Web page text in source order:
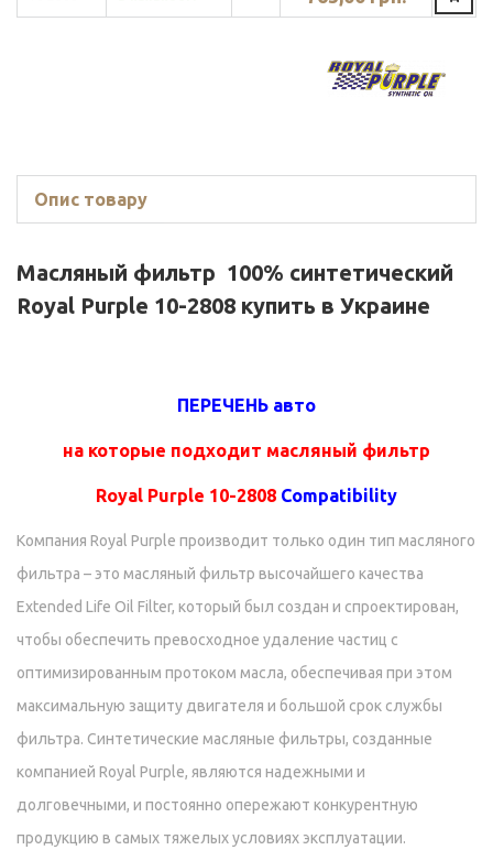
Опис товару
Масляный фильтр 100% синтетический
Royal Purple 10-2808 купить в Украине
ПЕРЕЧЕНЬ авто
на которые подходит масляный фильтр
Royal Purple 10-2808 Compatibility
Компания Royal Purple производит только один тип масляного
фильтра – это масляный фильтр высочайшего качества
Extended Life Oil Filter, который был создан и спроектирован,
чтобы обеспечить превосходное удаление частиц с
оптимизированным протоком масла, обеспечивая при этом
максимальную защиту двигателя и большой срок службы
фильтра. Синтетические масляные фильтры, созданные
компанией Royal Purple, являются надежными и
долговечными, и постоянно опережают конкурентную
продукцию в самых тяжелых условиях эксплуатации.